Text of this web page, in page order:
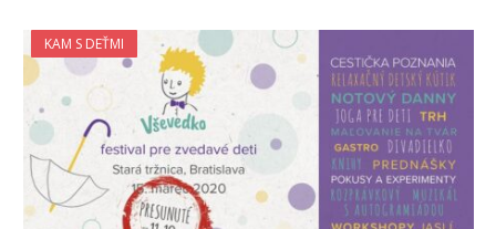
KAM S DEŤMI